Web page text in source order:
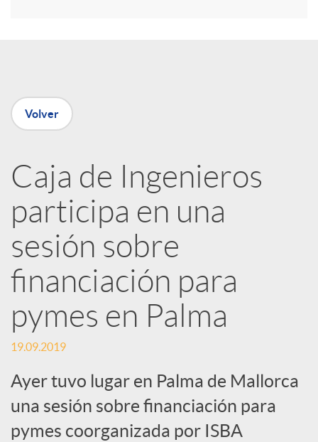
n
e
d
e
s
S
o
Volver
Caja de Ingenieros
participa en una
sesión sobre
financiación para
pymes en Palma
19.09.2019
Ayer tuvo lugar en Palma de Mallorca
una sesión sobre financiación para
pymes coorganizada por ISBA